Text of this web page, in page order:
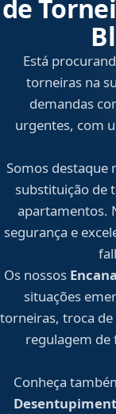
de
Está
torneiras na
demandas
urgentes, com
Somos destaque
substituição de
apartamentos.
segurança e
Os nossos
situações
torneiras, troca
regulagem de
Conheça